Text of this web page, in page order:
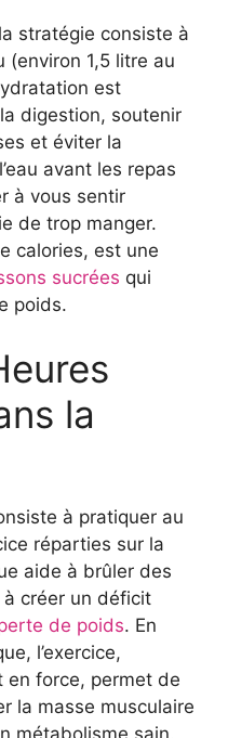
stratégie consiste à
(environ 1,5 litre au
est
digestion, soutenir
et éviter la
avant les repas
à vous sentir
de trop manger.
calories, est une
sucrées qui
poids.
la
à pratiquer au
réparties sur la
aide à brûler des
créer un déficit
de poids. En
l’exercice,
en force, permet de
la masse musculaire